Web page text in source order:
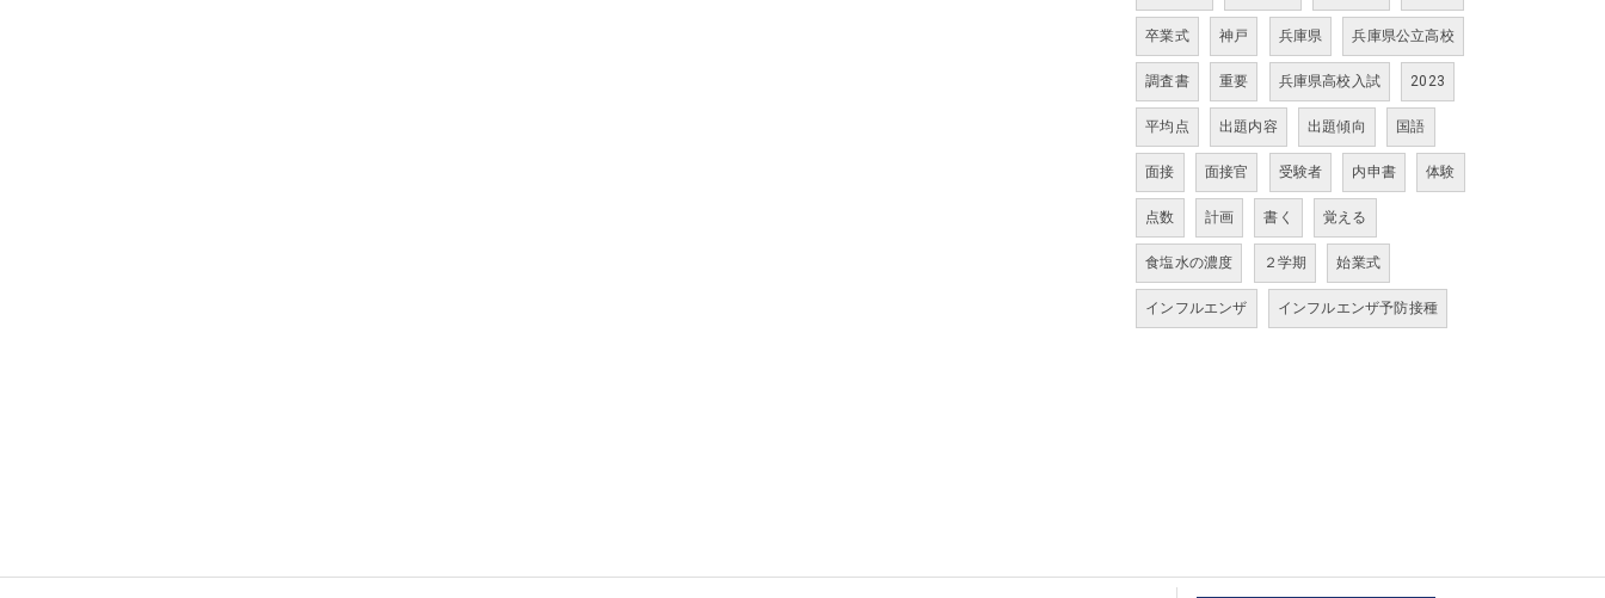
卒業式 神戸 兵庫県 兵庫県公立高校
調査書 重要 兵庫県高校入試 2023
平均点 出題内容 出題傾向 国語
面接 面接官 受験者 内申書 体験
点数 計画 書く 覚える
食塩水の濃度 ２学期 始業式
インフルエンザ インフルエンザ予防接種